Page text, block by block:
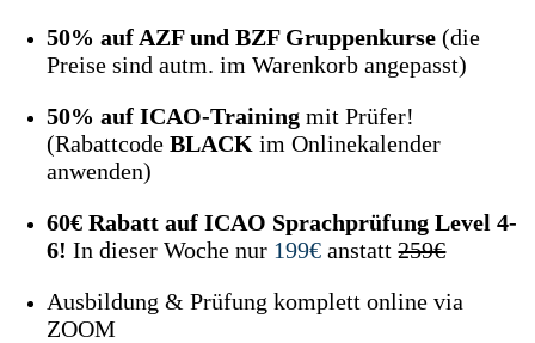
50% auf AZF und BZF Gruppenkurse(die
Preise sind autm. im Warenkorb angepasst)
50% auf ICAO-Training mit Prüfer!
(RabattcodeBLACKim Onlinekalender
anwenden)
60€ Rabatt auf ICAO Sprachprüfung Level 4-
6!In dieser Woche nur 199€ anstatt259€
Ausbildung & Prüfung komplett online via
ZOOM